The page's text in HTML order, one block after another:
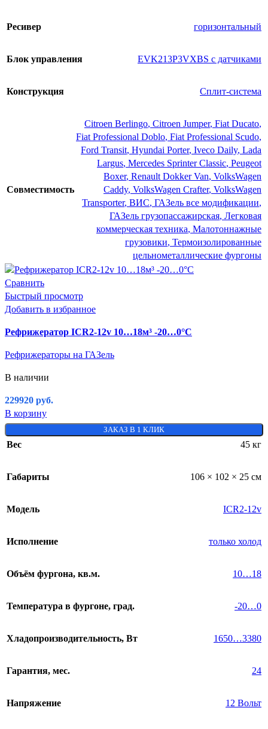
Ресивер горизонтальный
Блок управления EVK213P3VXBS с датчиками
Конструкция Сплит-система
Совместимость
Citroen Berlingo, Citroen Jumper, Fiat Ducato,
Fiat Professional Doblo, Fiat Professional Scudo,
Ford Transit, Hyundai Porter, Iveco Daily, Lada
Largus, Mercedes Sprinter Classic, Peugeot
Boxer, Renault Dokker Van, VolksWagen
Caddy, VolksWagen Crafter, VolksWagen
Transporter, ВИС, ГАЗель все модификации,
ГАЗель грузопассажирская, Легковая
коммерческая техника, Малотоннажные
грузовики, Термоизолированные
цельнометаллические фургоны
Сравнить
Быстрый просмотр
Добавить в избранное
Рефрижератор ICR2-12v 10…18м³ -20…0°C
Рефрижераторы на ГАЗель
В наличии
229920 руб.
В корзину
ЗАКАЗ В 1 КЛИК
Вес 45 кг
Габариты 106 × 102 × 25 см
Модель ICR2-12v
Исполнение только холод
Объём фургона, кв.м. 10…18
Температура в фургоне, град. -20…0
Хладопроизводительность, Вт 1650…3380
Гарантия, мес. 24
Напряжение 12 Вольт